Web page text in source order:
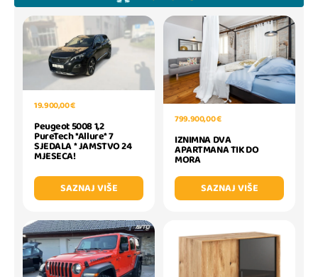
19.900,00 €
Peugeot 5008 1,2
PureTech *Allure* 7
SJEDALA * JAMSTVO 24
MJESECA!
SAZNAJ VIŠE
799.900,00 €
IZNIMNA DVA
APARTMANA TIK DO
MORA
SAZNAJ VIŠE